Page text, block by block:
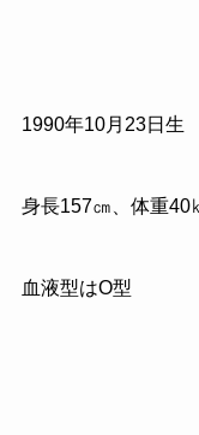
1990年10月23日生
身長157㎝、体重40
血液型はO型